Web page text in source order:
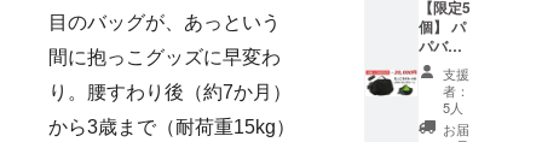
目のバッグが、あっという
間に抱っこグッズに早変わ
り。腰すわり後（約7か月）
から3歳まで（耐荷重15kg）
まし
た。
【お届
け時
期】
【2023
年6
パッ
ド、Dカ
ン、ベ
ルトク
リップ
※プロ
ジェク
ナーポ
ケット
×1、前
面ポ
ケッ
ト、背
面ポ
158cm
、最短
62cm（
バッグ
含む）
重量：
約640g
レタン
等 ■ブ
ラック×
グレー
■サイズ
（約）
タテ：
【限定5
個】 パ
パバッ
グだっ
こモデ
ル＋
（ぷら
支援
者：
5人
お届